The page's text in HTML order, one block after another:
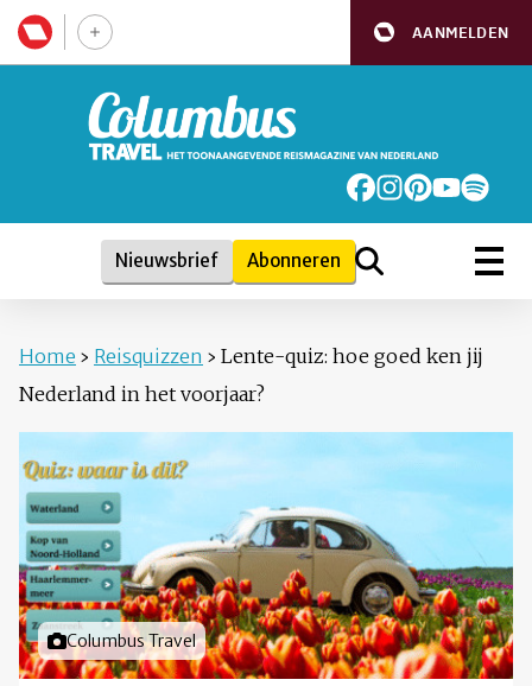
AANMELDEN
Nieuwsbrief Abonneren
Home › Reisquizzen › Lente-quiz: hoe goed ken jij
Nederland in het voorjaar?
Foto door
Columbus Travel